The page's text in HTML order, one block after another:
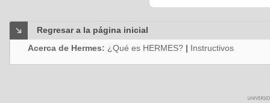
Regresar a la página inicial
Acerca de Hermes: ¿Qué es HERMES? | Instructivos